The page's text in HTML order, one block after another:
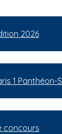
2026
1 Panthéon-
concours